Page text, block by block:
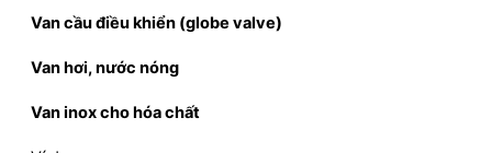
Van cầu điều khiển (globe valve)
Van hơi, nước nóng
Van inox cho hóa chất